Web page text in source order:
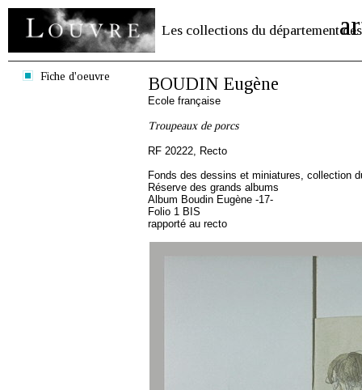
Les collections du département des
Fiche d'oeuvre BOUDIN Eugène
Ecole française
Troupeaux de porcs
RF 20222, Recto
Fonds des dessins et miniatures, collection
Réserve des grands albums
Album Boudin Eugène -17-
Folio 1 BIS
rapporté au recto